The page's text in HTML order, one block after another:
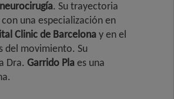
neurocirugía. Su trayectoria
una especialización en
Clinic de Barcelonay en el
del movimiento. Su
Dra. Garrido Plaes una